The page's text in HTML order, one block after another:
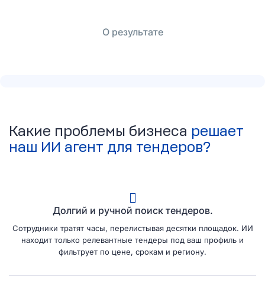
О результате
Какие проблемы бизнеса решает
наш ИИ агент для тендеров?
Долгий и ручной поиск тендеров.
Сотрудники тратят часы, перелистывая десятки площадок. ИИ
находит только релевантные тендеры под ваш профиль и
фильтрует по цене, срокам и региону.